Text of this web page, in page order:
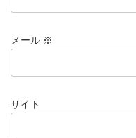
メール ※
サイト